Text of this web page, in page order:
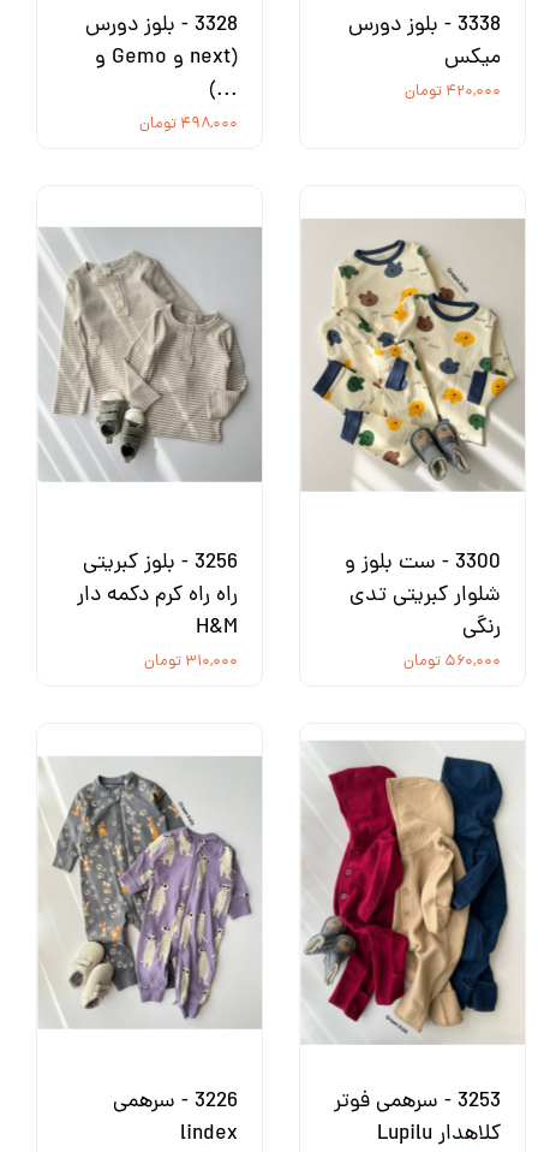
3338 - بلوز دورس
میکس
۴۲۰,۰۰۰ تومان
3328 - بلوز دورس
(next و Gemo و
...)
۴۹۸,۰۰۰ تومان
3300 - ست بلوز و
شلوار کبریتی تدی
رنگی
۵۶۰,۰۰۰ تومان
3256 - بلوز کبریتی
راه راه کرم دکمه دار
H&M
۳۱۰,۰۰۰ تومان
3253 - سرهمی فوتر
کلاهدار Lupilu
3226 - سرهمی
lindex